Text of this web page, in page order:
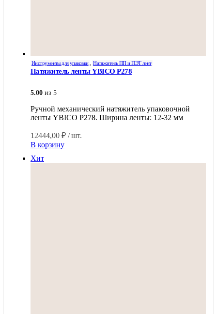
Инструменты для упаковки , Натяжитель ПП и ПЭТ лент
Натяжитель ленты YBICO Р278
5.00 из 5
Ручной механический натяжитель упаковочной
ленты YBICO Р278. Ширина ленты: 12-32 мм
12444,00 ₽ / шт.
В корзину
Хит